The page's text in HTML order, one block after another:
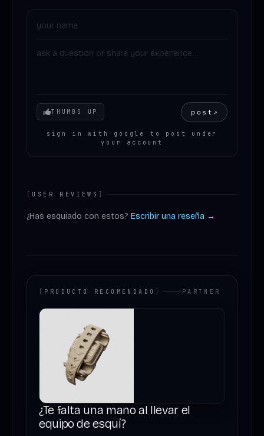
Your mood
THUMBS UP post ↗
sign in with google to post under
your account
[ USER REVIEWS ]
¿Has esquiado con estos? Escribir una reseña →
[ PRODUCTO RECOMENDADO ] PARTNER
¿Te falta una mano al llevar el
equipo de esquí?